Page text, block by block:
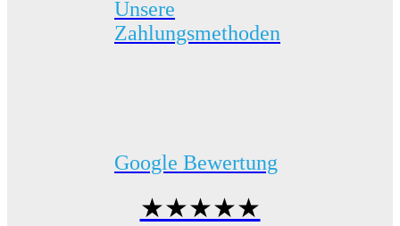
Unsere
Zahlungsmethoden
Google Bewertung
★★★★★